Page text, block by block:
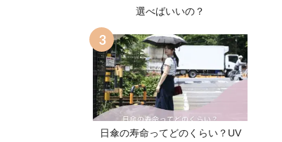
選べばいいの？
日傘の寿命ってどのくらい？UV